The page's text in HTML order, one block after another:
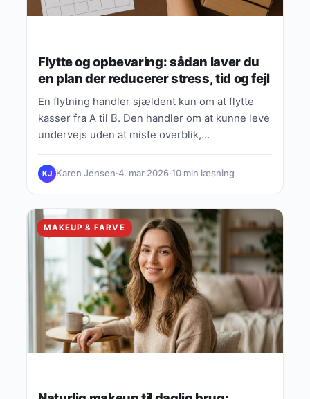
Flytte og opbevaring: sådan laver du
en plan der reducerer stress, tid og fejl
En flytning handler sjældent kun om at flytte
kasser fra A til B. Den handler om at kunne leve
undervejs uden at miste overblik,…
KJ Karen Jensen·4. mar 2026·10 min læsning
MAKEUP & FARVE